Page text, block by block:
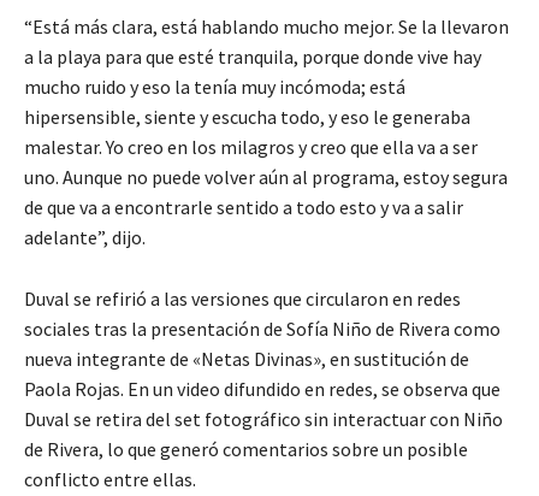
“Está más clara, está hablando mucho mejor. Se la llevaron
a la playa para que esté tranquila, porque donde vive hay
mucho ruido y eso la tenía muy incómoda; está
hipersensible, siente y escucha todo, y eso le generaba
malestar. Yo creo en los milagros y creo que ella va a ser
uno. Aunque no puede volver aún al programa, estoy segura
de que va a encontrarle sentido a todo esto y va a salir
adelante”, dijo.
Duval se refirió a las versiones que circularon en redes
sociales tras la presentación de Sofía Niño de Rivera como
nueva integrante de «Netas Divinas», en sustitución de
Paola Rojas. En un video difundido en redes, se observa que
Duval se retira del set fotográfico sin interactuar con Niño
de Rivera, lo que generó comentarios sobre un posible
conflicto entre ellas.